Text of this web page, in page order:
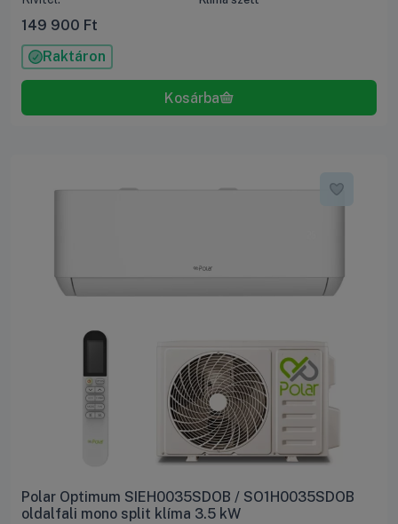
149 900 Ft
Raktáron
Polar Optimum SIEH0035SDOB / SO1H0035SDOB
oldalfali mono split klíma 3.5 kW